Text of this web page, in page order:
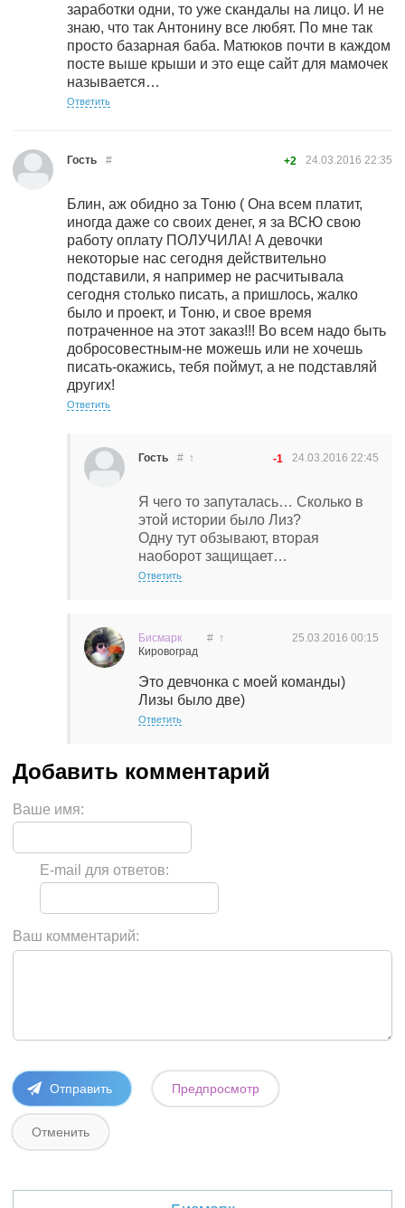
заработки одни, то уже скандалы на лицо. И не
знаю, что так Антонину все любят. По мне так
просто базарная баба. Матюков почти в каждом
посте выше крыши и это еще сайт для мамочек
называется…
Ответить
Гость 24.03.2016 22:35
# +2
Блин, аж обидно за Тоню ( Она всем платит,
иногда даже со своих денег, я за ВСЮ свою
работу оплату ПОЛУЧИЛА! А девочки
некоторые нас сегодня действительно
подставили, я например не расчитывала
сегодня столько писать, а пришлось, жалко
было и проект, и Тоню, и свое время
потраченное на этот заказ!!! Во всем надо быть
добросовестным-не можешь или не хочешь
писать-окажись, тебя поймут, а не подставляй
других!
Ответить
Гость 24.03.2016 22:45
# ↑ -1
Я чего то запуталась… Сколько в
этой истории было Лиз?
Одну тут обзывают, вторая
наоборот защищает…
Ответить
Бисмарк
Кировоград
25.03.2016 00:15
# ↑
Это девчонка с моей команды)
Лизы было две)
Ответить
Ваше имя:
E-mail для ответов:
Ваш комментарий: